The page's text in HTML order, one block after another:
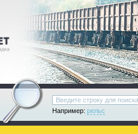
Например: рельс